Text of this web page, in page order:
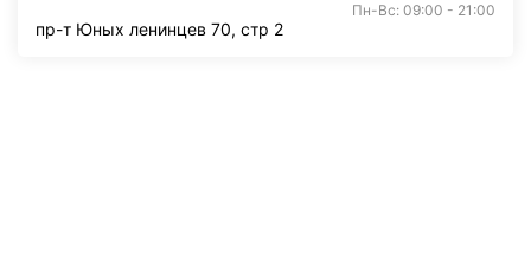
Пн-Вс: 09:00 - 21:00
пр-т Юных ленинцев 70, стр 2